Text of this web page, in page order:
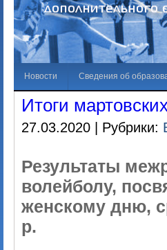
Новости Сведения об
Обращения граждан Решаем
Лучший спортсмен
Итоги
27.03.2020 | Рубрики:
Результаты
волейболу,
женскому дню,
р.